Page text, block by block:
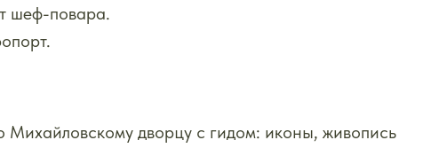
шеф-повара.
Михайловскому дворцу с гидом: иконы, живопись